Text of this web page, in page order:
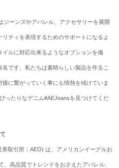
ジーンズやアパレル、アクセサリーを展開
ティを表現するためのサポートになるよ
ルに対応出来るようなオプションを備
です。私たちは素晴らしい製品を作るこ
に繋がっていく事にも情熱を傾けていま
ったりなデニム#AEJeansを見つけてくだ
取引所：AEO) は、アメリカンイーグルお
高品質でトレンドをおさえたアパレル、